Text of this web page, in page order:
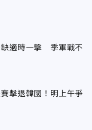
缺適時一擊 季軍戰不
擊退韓國！明上午爭